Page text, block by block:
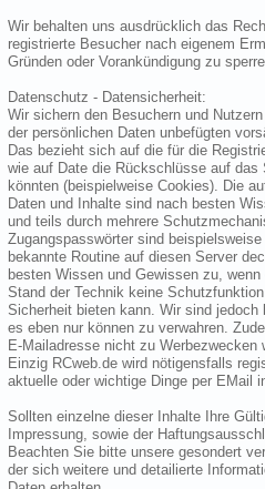
Wir behalten uns ausdrücklich das
registrierte Besucher nach eigenem
Gründen oder Vorankündigung zu
Datenschutz - Datensicherheit:
Wir sichern den Besuchern und
der persönlichen Daten unbefügten
Das bezieht sich auf die für die
wie auf Date die Rückschlüsse auf
könnten (beispielweise Cookies). Die
Daten und Inhalte sind nach besten
und teils durch mehrere
Zugangspasswörter sind
bekannte Routine auf diesen Server
besten Wissen und Gewissen zu,
Stand der Technik keine
Sicherheit bieten kann. Wir sind
es eben nur können zu verwahren.
E-Mailadresse nicht zu Werbezwecken
Einzig RCweb.de wird nötigensfalls
aktuelle oder wichtige Dinge per EMail
Sollten einzelne dieser Inhalte Ihre
Impressung, sowie der
Beachten Sie bitte unsere gesondert
der sich weitere und detailierte